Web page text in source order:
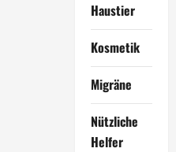
Haustier
Kosmetik
Migräne
Nützliche
Helfer